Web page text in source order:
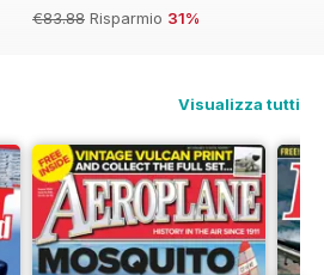
€83.88 Risparmio 31%
Visualizza tutti